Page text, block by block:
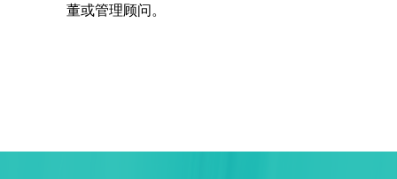
董或管理顾问。